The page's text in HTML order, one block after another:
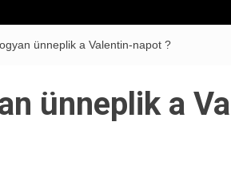
ünneplik a Valentin-napot ?
ünneplik a